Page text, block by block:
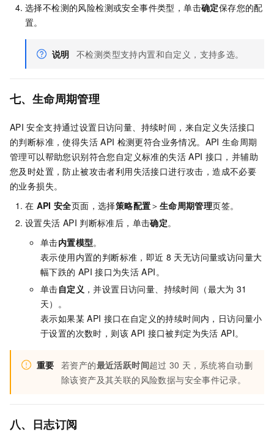
选择不检测的风险检测或安全事件类型，单击确定保存您的配
置。
说明 不检测类型支持内置和自定义，支持多选。
七、生命周期管理
API 安全支持通过设置日访问量、持续时间，来自定义失活接口
的判断标准，使得失活 API 检测更符合业务情况。API 生命周期
管理可以帮助您识别符合您自定义标准的失活 API 接口，并辅助
您及时处置，防止被攻击者利用失活接口进行攻击，造成不必要
的业务损失。
在 API 安全页面，选择策略配置＞ 生命周期管理页签。
设置失活 API 判断标准后，单击确定。
单击内置模型。
表示使用内置的判断标准，即近 8 天无访问量或访问量大
幅下跌的 API 接口为失活 API。
单击自定义 ，并设置日访问量、持续时间（最大为 31
天）。
表示如果某 API 接口在自定义的持续时间内，日访问量小
于设置的次数时，则该 API 接口被判定为失活 API。
重要 若资产的最近活跃时间超过 30 天，系统将自动删
除该资产及其关联的风险数据与安全事件记录。
八、日志订阅